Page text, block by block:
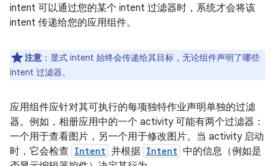
intent 可以通过您的某个 intent 过滤器时，系统才会将该
intent 传递给您的应用组件。
注意 ：显式 intent 始终会传递给其目标，无论组件声明了哪些
intent 过滤器。
应用组件应针对其可执行的每项独特作业声明单独的过滤
器。例如，相册应用中的一个 activity 可能有两个过滤器：
一个用于查看图片，另一个用于修改图片。当 activity 启动
时，它会检查 Intent 并根据 Intent 中的信息（例如是